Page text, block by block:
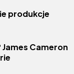
produkcje
Cameron